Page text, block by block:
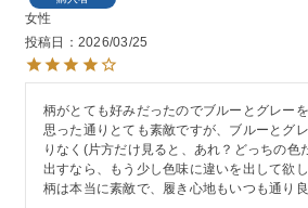
女性
投稿日
2026/03/25
柄がとても好みだったのでブルーとグレーを
思った通りとても素敵ですが、ブルーとグ
りなく(片方だけ見ると、あれ？どっちの色
出すなら、もう少し色味に違いを出して欲し
柄は本当に素敵で、履き心地もいつも通り良